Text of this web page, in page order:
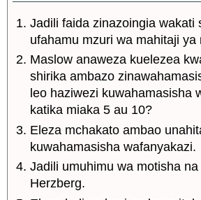
Jadili faida zinazoingia wakati
ufahamu mzuri wa mahitaji ya
Maslow anaweza kuelezea
shirika ambazo
leo haziwezi kuwahamasisha
katika miaka 5 au 10?
Eleza mchakato ambao
kuwahamasisha wafanyakazi.
Jadili umuhimu wa motisha
Herzberg.